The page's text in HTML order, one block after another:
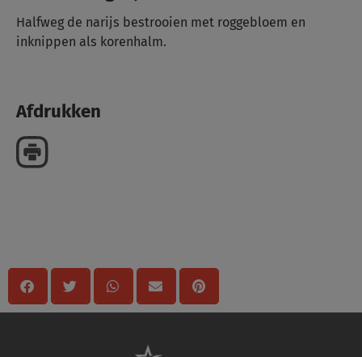
Halfweg de narijs bestrooien met roggebloem en
inknippen als korenhalm.
Afdrukken